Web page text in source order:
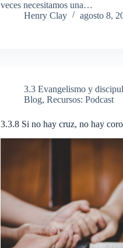
veces necesitamos una…
Henry Clay
agosto 8,
3.3 Evangelismo y
Blog,Recursos: Podcast
3.3.8 Si no hay cruz, no hay